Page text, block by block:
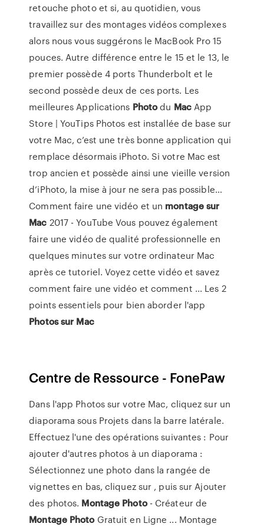
retouche photo et si, au quotidien, vous
travaillez sur des montages vidéos complexes
alors nous vous suggérons le MacBook Pro 15
pouces. Autre différence entre le 15 et le 13, le
premier possède 4 ports Thunderbolt et le
second possède deux de ces ports. Les
meilleures Applications Photodu MacApp
Store | YouTips Photos est installée de base sur
votre Mac, c’est une très bonne application qui
remplace désormais iPhoto. Si votre Mac est
trop ancien et possède ainsi une vieille version
d’iPhoto, la mise à jour ne sera pas possible…
Comment faire une vidéo et un montagesur
Mac 2017 - YouTube Vous pouvez également
faire une vidéo de qualité professionnelle en
quelques minutes sur votre ordinateur Mac
après ce tutoriel. Voyez cette vidéo et savez
comment faire une vidéo et comment ... Les 2
points essentiels pour bien aborder l'app
Photossur Mac
Centre de Ressource - FonePaw
Dans l'app Photos sur votre Mac, cliquez sur un
diaporama sous Projets dans la barre latérale.
Effectuez l'une des opérations suivantes : Pour
ajouter d'autres photos à un diaporama :
Sélectionnez une photo dans la rangée de
vignettes en bas, cliquez sur , puis sur Ajouter
des photos. Montage Photo- Créateur de
Montage PhotoGratuit en Ligne ... Montage